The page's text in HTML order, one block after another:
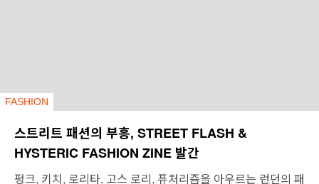
FASHION
스트리트 패션의 부흥, STREET FLASH &
HYSTERIC FASHION ZINE 발간
펑크, 키치, 로리타, 고스 로리, 퓨처리즘을 아우르는 런던의 패